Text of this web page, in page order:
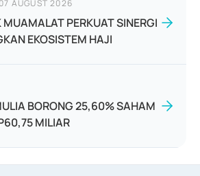
07 AUGUST 2026
PERKUAT SINERGI
EKOSISTEM HAJI
BORONG 25,60% SAHAM
MILIAR